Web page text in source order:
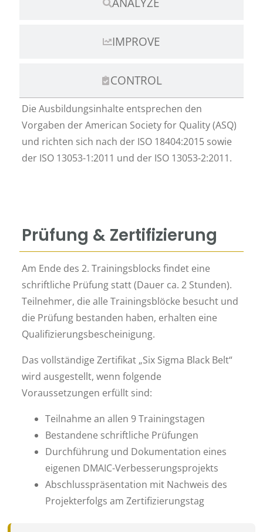
IMPROVE
CONTROL
Die Ausbildungsinhalte entsprechen den
Vorgaben der American Society for Quality (ASQ)
und richten sich nach der ISO 18404:2015 sowie
der ISO 13053-1:2011 und der ISO 13053-2:2011.
Prüfung & Zertifizierung
Am Ende des 2. Trainingsblocks findet eine
schriftliche Prüfung statt (Dauer ca. 2 Stunden).
Teilnehmer, die alle Trainingsblöcke besucht und
die Prüfung bestanden haben, erhalten eine
Qualifizierungsbescheinigung.
Das vollständige Zertifikat „Six Sigma Black Belt“
wird ausgestellt, wenn folgende
Voraussetzungen erfüllt sind:
Teilnahme an allen 9 Trainingstagen
Bestandene schriftliche Prüfungen
Durchführung und Dokumentation eines
eigenen DMAIC-Verbesserungsprojekts
Abschlusspräsentation mit Nachweis des
Projekterfolgs am Zertifizierungstag